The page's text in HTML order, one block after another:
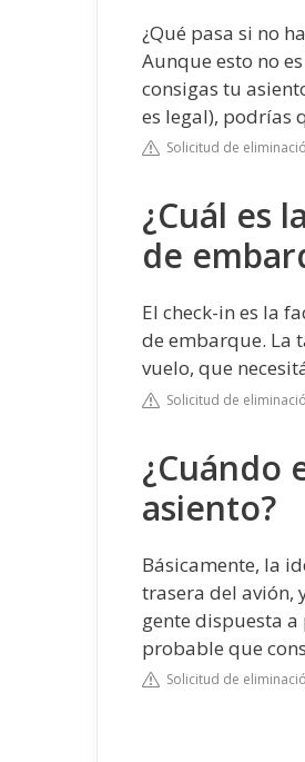
¿Qué pasa si no
Aunque esto no
consigas tu
es legal), podrías
Solicitud de
¿Cuál es
de
El check-in es la
de embarque. La
vuelo, que
Solicitud de
¿Cuándo
asiento?
Básicamente, la
trasera del avión,
gente dispuesta a
probable que
Solicitud de